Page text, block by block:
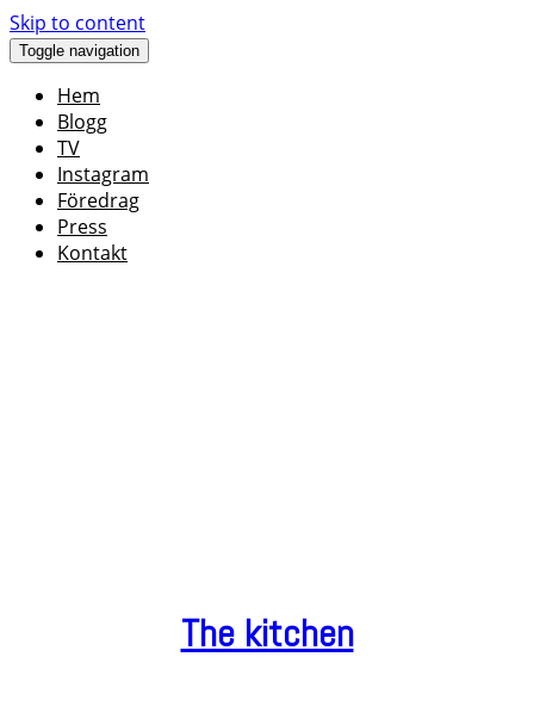
Skip to content
Toggle navigation
Hem
Blogg
TV
Instagram
Föredrag
Press
Kontakt
The kitchen